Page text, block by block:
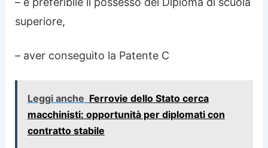
superiore,
– aver conseguito la Patente C
Leggi anche Ferrovie dello Stato cerca
macchinisti: opportunità per diplomati con
contratto stabile